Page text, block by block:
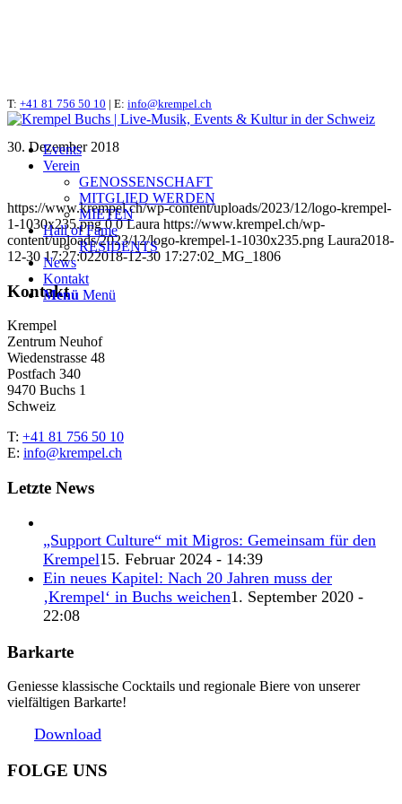
T: +41 81 756 50 10 | E: info@krempel.ch
Events
Verein
GENOSSENSCHAFT
MITGLIED WERDEN
MIETEN
Hall of Fame
RESIDENTS
News
Kontakt
Menü Menü
_MG_1806
30. Dezember 2018
https://www.krempel.ch/wp-content/uploads/2023/12/logo-krempel-
1-1030x235.png 0 0 Laura https://www.krempel.ch/wp-
content/uploads/2023/12/logo-krempel-1-1030x235.png Laura2018-
12-30 17:27:022018-12-30 17:27:02 _MG_1806
Kontakt
Krempel
Zentrum Neuhof
Wiedenstrasse 48
Postfach 340
9470 Buchs 1
Schweiz
T: +41 81 756 50 10
E: info@krempel.ch
Letzte News
„Support Culture“ mit Migros: Gemeinsam für den
Krempel15. Februar 2024 - 14:39
Ein neues Kapitel: Nach 20 Jahren muss der
‚Krempel‘ in Buchs weichen1. September 2020 -
22:08
Barkarte
Geniesse klassische Cocktails und regionale Biere von unserer
vielfältigen Barkarte!
Download
FOLGE UNS